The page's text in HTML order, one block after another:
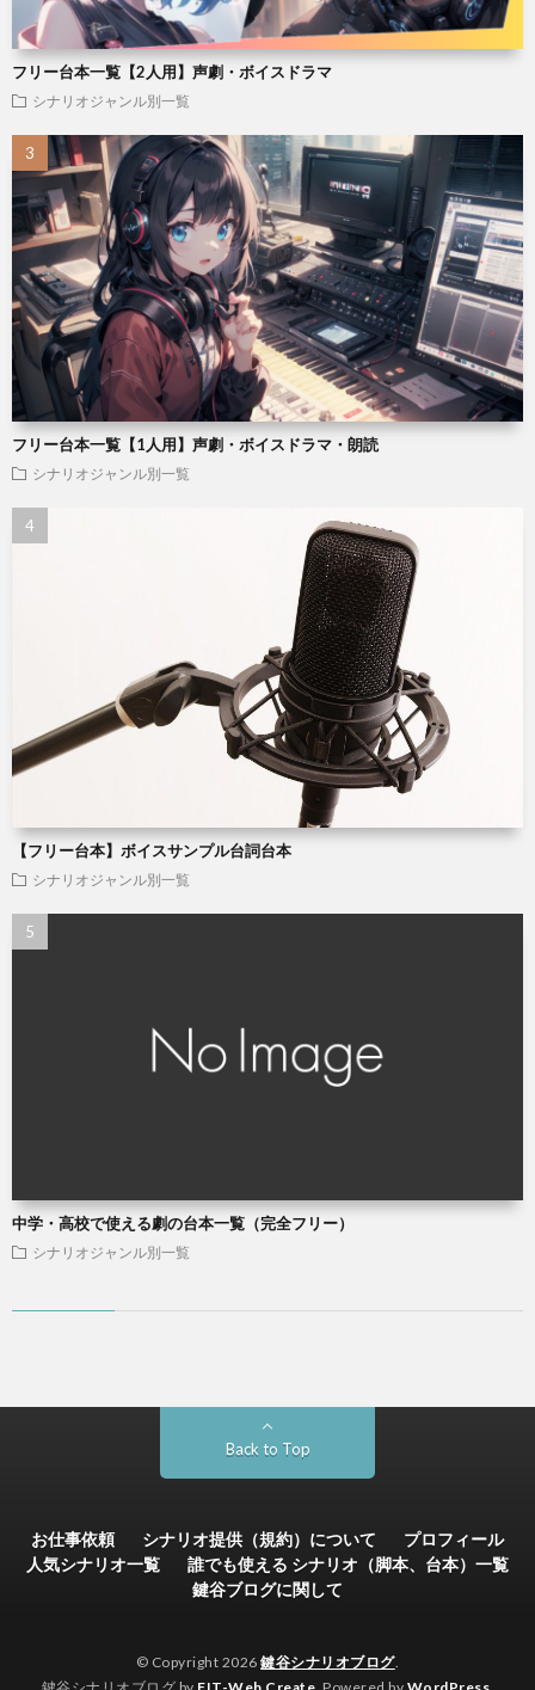
フリー台本一覧【2人用】声劇・ボイスドラマ
シナリオジャンル別一覧
フリー台本一覧【1人用】声劇・ボイスドラマ・朗読
シナリオジャンル別一覧
【フリー台本】ボイスサンプル台詞台本
シナリオジャンル別一覧
中学・高校で使える劇の台本一覧（完全フリー）
シナリオジャンル別一覧
Back to Top
お仕事依頼 シナリオ提供（規約）について
プロフィール
人気シナリオ一覧
誰でも使える シナリオ（脚本、台本）一覧
鍵谷ブログに関して
© Copyright 2026鍵谷シナリオブログ.